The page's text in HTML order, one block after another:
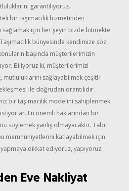
garantiliyoruz.
bir taşımacılık hizmetinden
için her şeyin bizde bitmekte
bünyesinde kendimize söz
başında müşterilerimizin
Biliyoruz ki, müşterilerimizi
sağlayabilmek çeşitli
ile doğrudan orantılıdır.
bir taşımacılık modelini sahiplenmek,
En önemli haklarından bir
söylemek yanlış olmayacaktır. Tabii
memnuniyetlerini katlayabilmek için
dikkat ediyoruz, yapıyoruz.
Eve Nakliyat